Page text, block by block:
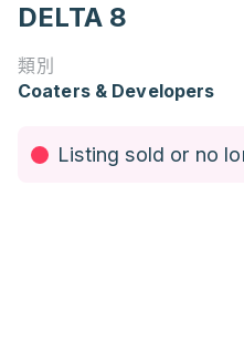
DELTA 8
類別
Coaters & Developers
Listing sold or no